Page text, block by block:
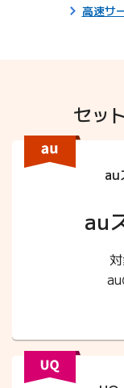
高速サ
セッ
au
au